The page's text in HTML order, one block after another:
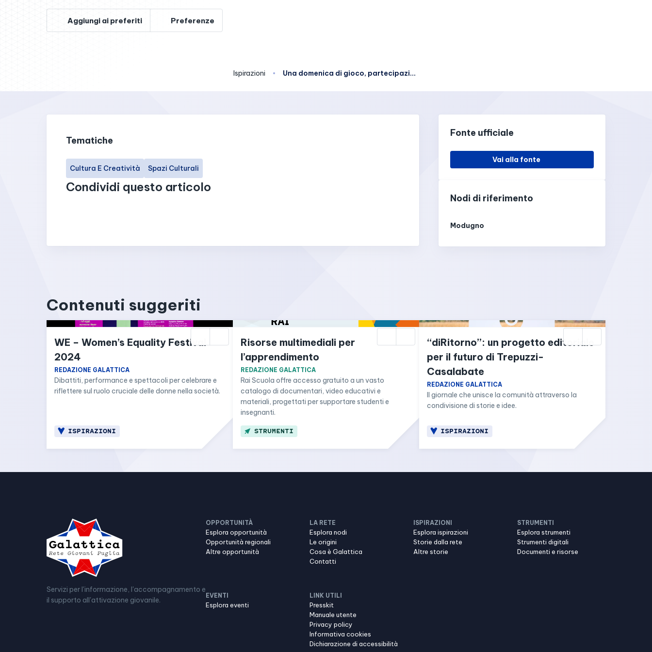
Aggiungi ai preferiti Preferenze
Ispirazioni Una domenica di gioco, partecipazione e community al nodo Galattica di Modugno
Tematiche
Cultura E Creatività Spazi Culturali
Condividi questo articolo
Fonte ufficiale
Vai alla fonte
Nodi di riferimento
Modugno
Contenuti suggeriti
WE – Women’s Equality Festival
2024
REDAZIONE GALATTICA
Dibattiti, performance e spettacoli per celebrare e
riflettere sul ruolo cruciale delle donne nella società.
ISPIRAZIONI
Risorse multimediali per
l’apprendimento
REDAZIONE GALATTICA
Rai Scuola offre accesso gratuito a un vasto
catalogo di documentari, video educativi e
materiali, progettati per supportare studenti e
insegnanti.
STRUMENTI
“diRitorno”: un progetto editoriale
per il futuro di Trepuzzi-
Casalabate
REDAZIONE GALATTICA
Il giornale che unisce la comunità attraverso la
condivisione di storie e idee.
ISPIRAZIONI
Servizi per l'informazione, l'accompagnamento e
il supporto all'attivazione giovanile.
OPPORTUNITÀ
Esplora opportunità
Opportunità regionali
Altre opportunità
LA RETE
Esplora nodi
Le origini
Cosa è Galattica
Contatti
ISPIRAZIONI
Esplora ispirazioni
Storie dalla rete
Altre storie
STRUMENTI
Esplora strumenti
Strumenti digitali
Documenti e risorse
EVENTI
Esplora eventi
LINK UTILI
Presskit
Manuale utente
Privacy policy
Informativa cookies
Dichiarazione di accessibilità